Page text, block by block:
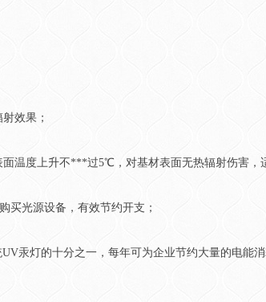
效果；
温度上升不***过5℃，对基材表面无热辐射伤害，
买光源设备，有效节约开支；
汞灯的十分之一，每年可为企业节约大量的电能消